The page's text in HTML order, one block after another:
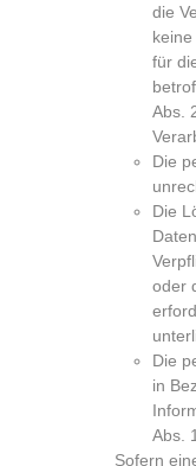
die
für
Abs.
Die
Die
oder
Die
in
Abs.
Sofern